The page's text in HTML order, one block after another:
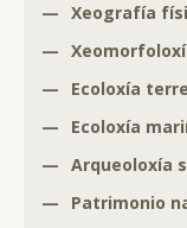
— Xeografía
—
—
Ecoloxía
—
Ecoloxía
— Arqueoloxía
—
Patrimonio